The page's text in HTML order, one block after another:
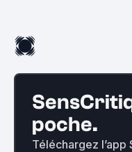
poche.
Téléchargez l’app